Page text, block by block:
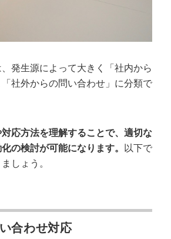
対応を自動化する3つのデメリ
時間がかかる
やメンテナンスがいる
ムを活用する
発生源によって大きく「社内から
社外からの問い合わせ」に分類で
応方法を理解することで、適切な
の検討が可能になります。
以下で
しょう。
合わせ対応